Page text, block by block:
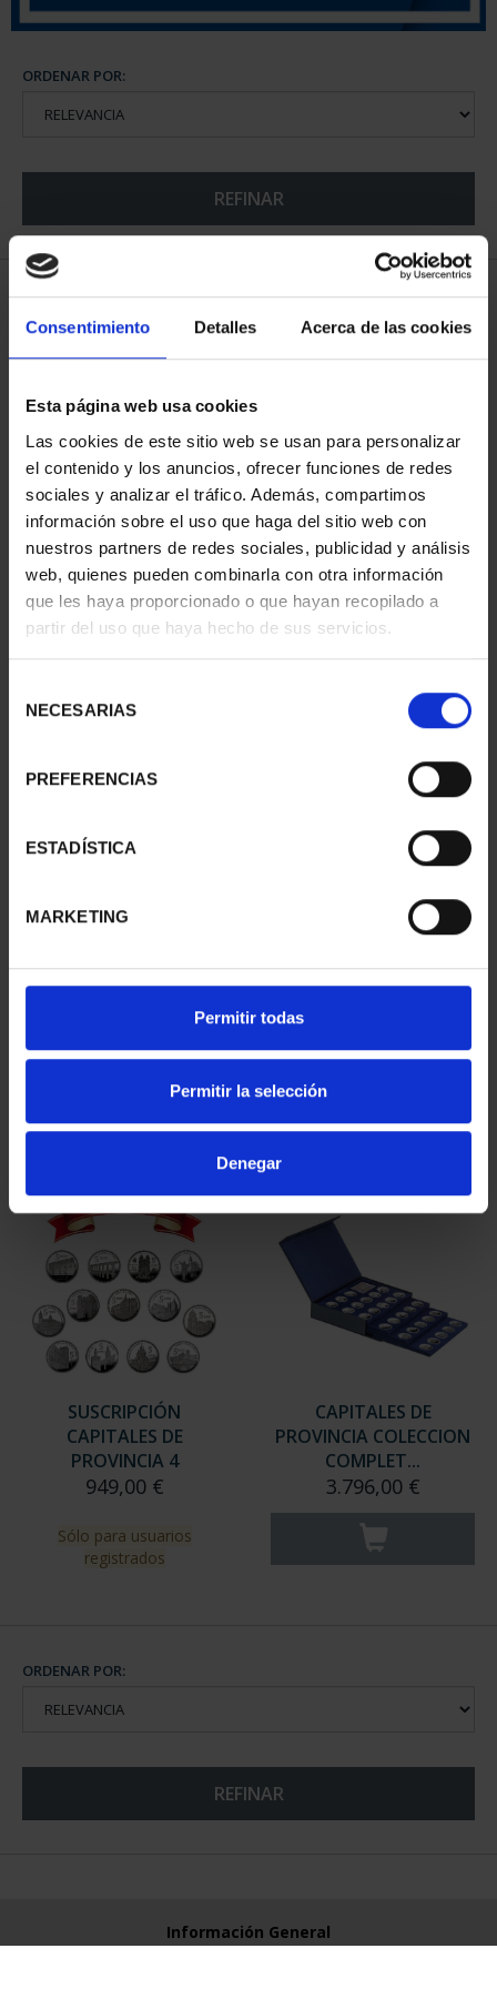
Consentimiento Detalles Acerca de las cookies
Esta página web usa cookies
Las cookies de este sitio web se usan para personalizar
el contenido y los anuncios, ofrecer funciones de redes
sociales y analizar el tráfico. Además, compartimos
información sobre el uso que haga del sitio web con
nuestros partners de redes sociales, publicidad y análisis
web, quienes pueden combinarla con otra información
que les haya proporcionado o que hayan recopilado a
partir del uso que haya hecho de sus servicios.
NECESARIAS
PREFERENCIAS
ESTADÍSTICA
MARKETING
Permitir todas
Permitir la selección
Denegar
ORDENAR POR:
REFINAR
6 Productos encontrados
CAPITALES ESPAÑOLAS
- MADRID
73,00 €
SUSCRIPCIÓN
CAPITALES DE
PROVINCIA 1
949,00 €
Sólo para usuarios
registrados
PROVINCIA 2
registrados
PROVINCIA 3
registrados
SUSCRIPCIÓN
CAPITALES DE
PROVINCIA 4
949,00 €
Sólo para usuarios
registrados
CAPITALES DE
PROVINCIA COLECCION
COMPLET...
3.796,00 €
ORDENAR POR:
REFINAR
Información General